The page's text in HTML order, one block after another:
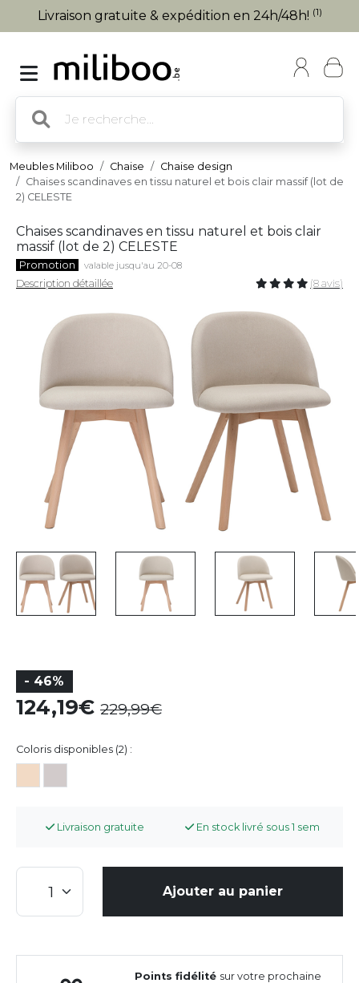
Livraison gratuite & expédition en 24h/48h! (1)
Meubles Miliboo Chaise
Chaise design
Chaises scandinaves en tissu naturel et bois clair massif (lot de
2) CELESTE
Chaises scandinaves en tissu naturel et bois clair
massif (lot de 2) CELESTE
Promotion valable jusqu'au 20-08
Description détaillée (8 avis)
- 46%
124,19 229,99
Coloris disponibles (2) :
Livraison gratuite En stock livré sous 1 sem
Ajouter au panier
Points fidélité sur votre prochaine